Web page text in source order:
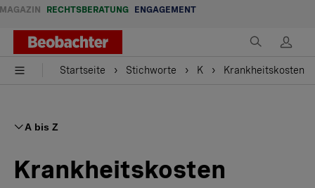
MAGAZIN RECHTSBERATUNG ENGAGEMENT
Startseite Stichworte K Krankheitskosten
A bis Z
Krankheitskosten